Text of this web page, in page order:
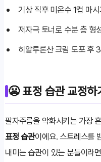
기상 직후 미온수 1컵 마
저자극 토너로 수분 층 형
히알루론산 크림 도포 후
😬 표정 습관 교정하
팔자주름을 악화시키는 가장
표정 습관이에요. 스트레스를
내미는 습관이 있는 분들이라